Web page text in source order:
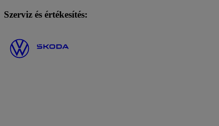
Szerviz és értékesítés: